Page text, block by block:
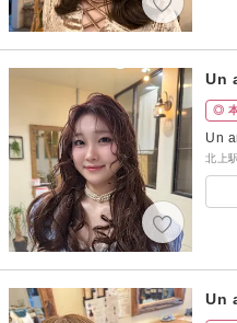
Un
◎ 本
Un
北上駅
Un